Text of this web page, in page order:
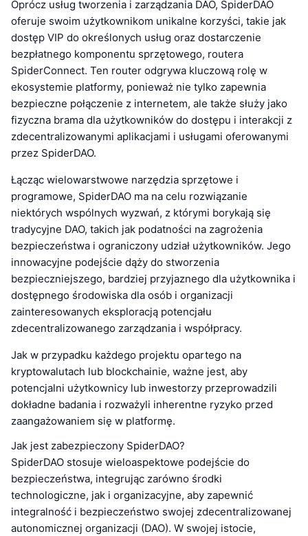
Oprócz usług tworzenia i zarządzania DAO, SpiderDAO
oferuje swoim użytkownikom unikalne korzyści, takie jak
dostęp VIP do określonych usług oraz dostarczenie
bezpłatnego komponentu sprzętowego, routera
SpiderConnect. Ten router odgrywa kluczową rolę w
ekosystemie platformy, ponieważ nie tylko zapewnia
bezpieczne połączenie z internetem, ale także służy jako
fizyczna brama dla użytkowników do dostępu i interakcji z
zdecentralizowanymi aplikacjami i usługami oferowanymi
przez SpiderDAO.
Łącząc wielowarstwowe narzędzia sprzętowe i
programowe, SpiderDAO ma na celu rozwiązanie
niektórych wspólnych wyzwań, z którymi borykają się
tradycyjne DAO, takich jak podatności na zagrożenia
bezpieczeństwa i ograniczony udział użytkowników. Jego
innowacyjne podejście dąży do stworzenia
bezpieczniejszego, bardziej przyjaznego dla użytkownika i
dostępnego środowiska dla osób i organizacji
zainteresowanych eksploracją potencjału
zdecentralizowanego zarządzania i współpracy.
Jak w przypadku każdego projektu opartego na
kryptowalutach lub blockchainie, ważne jest, aby
potencjalni użytkownicy lub inwestorzy przeprowadzili
dokładne badania i rozważyli inherentne ryzyko przed
zaangażowaniem się w platformę.
Jak jest zabezpieczony SpiderDAO?
SpiderDAO stosuje wieloaspektowe podejście do
bezpieczeństwa, integrując zarówno środki
technologiczne, jak i organizacyjne, aby zapewnić
integralność i bezpieczeństwo swojej zdecentralizowanej
autonomicznej organizacji (DAO). W swojej istocie,